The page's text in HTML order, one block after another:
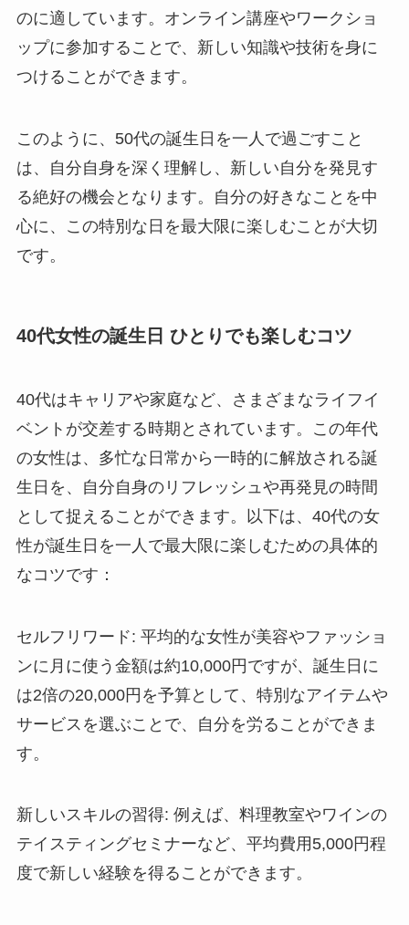
のに適しています。オンライン講座やワークショ
ップに参加することで、新しい知識や技術を身に
つけることができます。
このように、50代の誕生日を一人で過ごすこと
は、自分自身を深く理解し、新しい自分を発見す
る絶好の機会となります。自分の好きなことを中
心に、この特別な日を最大限に楽しむことが大切
です。
40代女性の誕生日 ひとりでも楽しむコツ
40代はキャリアや家庭など、さまざまなライフイ
ベントが交差する時期とされています。この年代
の女性は、多忙な日常から一時的に解放される誕
生日を、自分自身のリフレッシュや再発見の時間
として捉えることができます。以下は、40代の女
性が誕生日を一人で最大限に楽しむための具体的
なコツです：
セルフリワード: 平均的な女性が美容やファッショ
ンに月に使う金額は約10,000円ですが、誕生日に
は2倍の20,000円を予算として、特別なアイテムや
サービスを選ぶことで、自分を労ることができま
す。
新しいスキルの習得: 例えば、料理教室やワインの
テイスティングセミナーなど、平均費用5,000円程
度で新しい経験を得ることができます。